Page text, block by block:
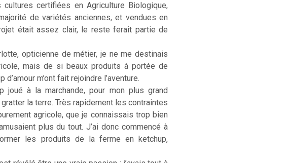
cultures certifiées en Agriculture Biologique,
de variétés anciennes, et vendues en
était assez clair, le reste ferait partie de
opticienne de métier, je ne me destinais
mais de si beaux produits à portée de
m’ont fait rejoindre l’aventure.
joué à la marchande, pour mon plus grand
gratter la terre. Très rapidement les contraintes
agricole, que je connaissais trop bien
plus du tout. J’ai donc commencé à
les produits de la ferme en ketchup,